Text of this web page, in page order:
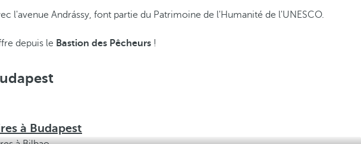
l'avenue Andrássy, font partie du Patrimoine de l'Humanité de l'UNESCO.
depuis le Bastion des Pêcheurs !
à Budapest